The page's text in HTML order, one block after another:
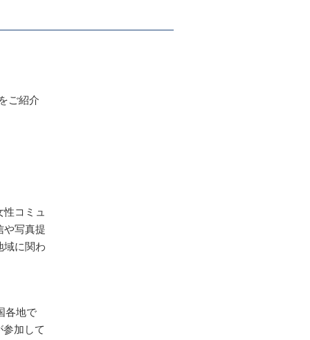
ご紹介
性コミュ
や写真提
域に関わ
各地で
加して